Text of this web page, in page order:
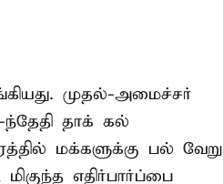
முதல்-அமைச்சர்
தாக் கல்
மக்களுக்கு பல் வேறு
எதிர்பார்ப்பை